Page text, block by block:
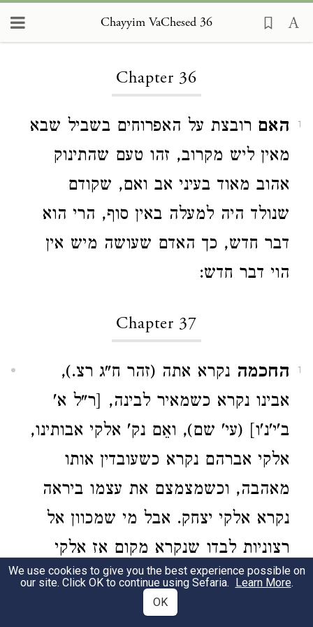
Chayyim VaChesed 36
Chapter 36
1 האם רובצת על האפרוחים בשביל שבא
מאין ליש מקרוב, זהו טעם שהתינוק
אהוב מאוד בעיני אב ואם, שקודם
שנולד היה למעלה באין סוף, הרי הוא
דבר חדש, כך האדם שעושה מיש אין
הוי דבר חדש:
Chapter 37
1 החכמה נקרא אתה (זהר ח"ג רצ.),
אבינו נקרא כשמאיר לבינה, [ר"ל א'
ב'י'נ'ו] (עי' שם), ואֵם נק' אלקי אבותינו,
אלקי אברהם נקרא כשעובדין אותו
מאהבה, וכשמצמצם את עצמו ביראה
נקרא אלקי יצחק. אבל מי שמכוון אל
רצוניות לבדו שנקרא מקום אז אלקי
אברהם בעזרו [אברהם אינו מובן], וזהו
) כל הקובע מקום לתפילתו כו'.
We use cookies to give you the best experience possible on
our site. Click OK to continue using Sefaria. Learn More.
OK